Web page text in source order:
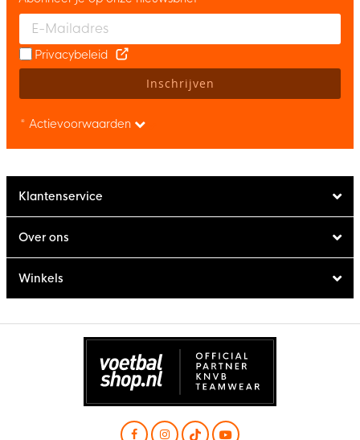
Enter your email and accept the privacy policy to subscribe to
Privacybeleid
Inschrijven
* Actievoorwaarden
Klantenservice
Over ons
Winkels